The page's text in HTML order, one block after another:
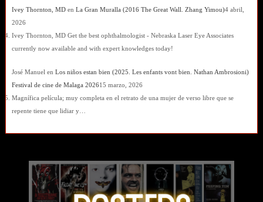
Ivey Thornton, MDen La Gran Muralla (2016 The Great Wall. Zhang Yimou)4 abril,
2026
Ivey Thornton, MD Get the best ophthalmologist - Nebraska Laser Eye Associates
currently now available and with expert knowledges today!
José Manuel en Los niños estan bien (2025. Les enfants vont bien. Nathan Ambrosioni)
Festival de cine de Malaga 202615 marzo, 2026
Magnífica película; muy completa en el retrato de una mujer de verso libre que se
repente tiene que lidiar y…